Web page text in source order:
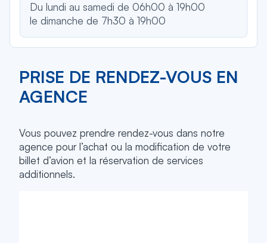
Du lundi au samedi de 06h00 à 19h00
le dimanche de 7h30 à 19h00
PRISE DE RENDEZ-VOUS EN
AGENCE
Vous pouvez prendre rendez-vous dans notre
agence pour l’achat ou la modification de votre
billet d’avion et la réservation de services
additionnels.